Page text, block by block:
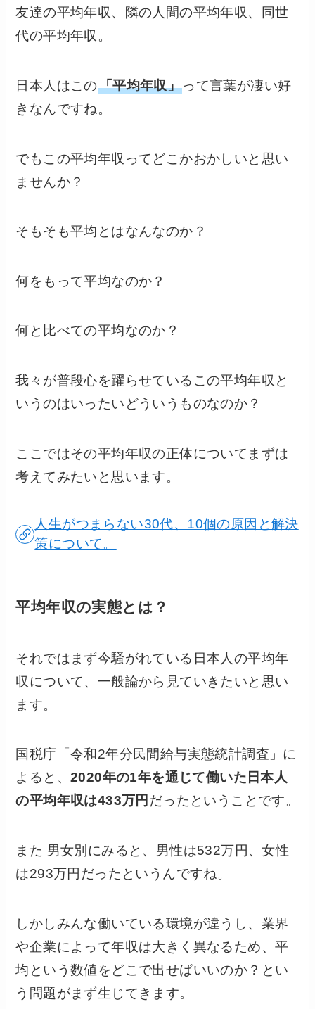
友達の平均年収、隣の人間の平均年収、同世
代の平均年収。
日本人はこの「平均年収」 って言葉が凄い好
きなんですね。
でもこの平均年収ってどこかおかしいと思い
ませんか？
そもそも平均とはなんなのか？
何をもって平均なのか？
何と比べての平均なのか？
我々が普段心を躍らせているこの平均年収と
いうのはいったいどういうものなのか？
ここではその平均年収の正体についてまずは
考えてみたいと思います。
人生がつまらない30代、10個の原因と解決
策について。
平均年収の実態とは？
それではまず今騒がれている日本人の平均年
収について、一般論から見ていきたいと思い
ます。
国税庁「令和2年分民間給与実態統計調査」に
よると、2020年の1年を通じて働いた日本人
の平均年収は433万円 だったということです。
また 男女別にみると、男性は532万円、女性
は293万円だったというんですね。
しかしみんな働いている環境が違うし、業界
や企業によって年収は大きく異なるため、平
均という数値をどこで出せばいいのか？とい
う問題がまず生じてきます。